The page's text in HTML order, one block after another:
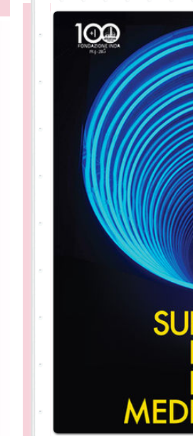
Ecco le manifestazioni e gli eventi del 2015:
Rappresentazioni classiche Fino al 28
luglio